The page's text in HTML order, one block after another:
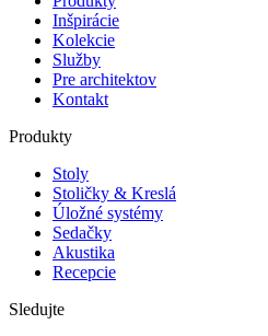
Inšpirácie
Kolekcie
Služby
Pre architektov
Kontakt
Produkty
Stoly
Stoličky & Kreslá
Úložné systémy
Sedačky
Akustika
Recepcie
Sledujte